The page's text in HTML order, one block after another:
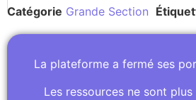
Catégorie Grande Section
La plateforme a fermé ses
Les ressources ne sont